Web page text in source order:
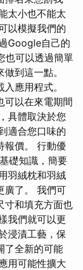
太小也不能太
以模擬我們的
Google自己的
也可以透過簡單
到這一點。
應用程式。
可以在來電期間
具體取決於您
適合您口味的
報價。 行動優
礎知識，簡要
羽絨枕和羽絨
廣了。 我們可
寸和填充方面也
我們就可以更
浸漬工藝，保
了全新的可能
用可能性擴大